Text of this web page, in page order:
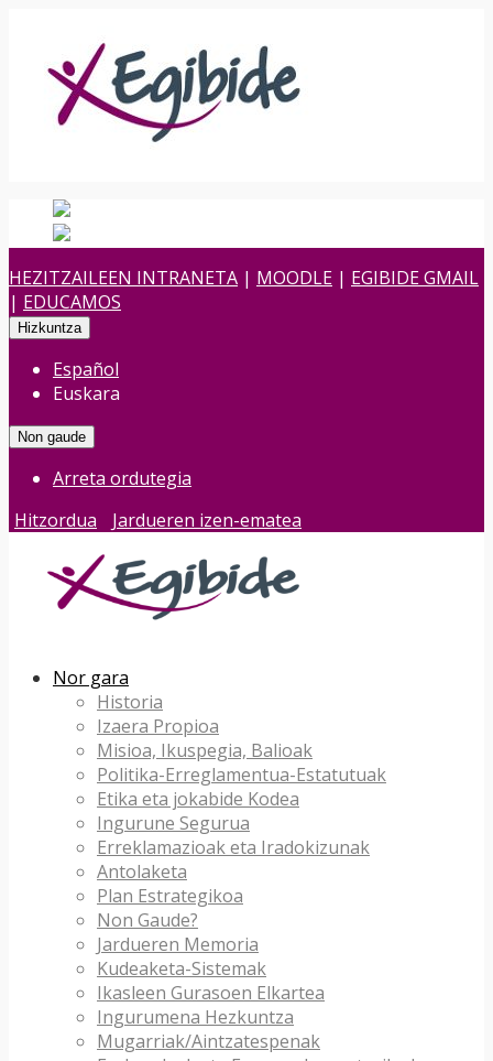
HEZITZAILEEN INTRANETA | MOODLE | EGIBIDE GMAIL
| EDUCAMOS
Hizkuntza
Español
Euskara
Non gaude
Arreta ordutegia
Hitzordua
Jardueren izen-ematea
Nor gara
Historia
Izaera Propioa
Misioa, Ikuspegia, Balioak
Politika-Erreglamentua-Estatutuak
Etika eta jokabide Kodea
Ingurune Segurua
Erreklamazioak eta Iradokizunak
Antolaketa
Plan Estrategikoa
Non Gaude?
Jardueren Memoria
Kudeaketa-Sistemak
Ikasleen Gurasoen Elkartea
Ingurumena Hezkuntza
Mugarriak/Aintzatespenak